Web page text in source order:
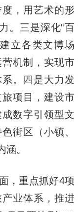
，用艺术的形
。三是深化“百
立各类文博场
机制，实现市
。四是大力发
项目，建设市
数字引领型文
街区（小镇、
。
重点抓好4项
业体系，推进